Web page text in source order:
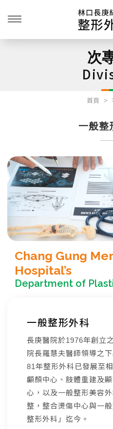
次
首頁
一般整
Chang Gung
Hospital’s
Department of
一般整形外科
長庚醫院於1976年創立
院長羅慧夫醫師領導之
81年整形外科已發展至
顱顏中心、肢體重建及
心，以及一般整形美容
整，整合燙傷中心與一
整形外科」迄今。